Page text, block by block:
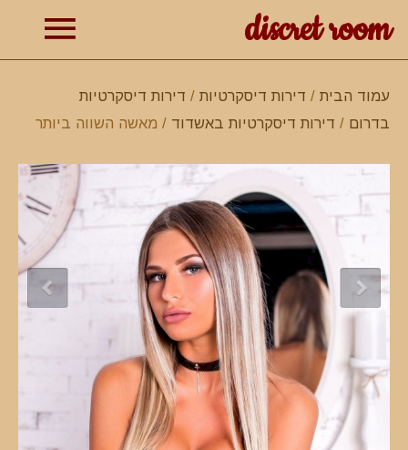
discret room
עמוד הבית / דירות דיסקרטיות / דירות דיסקרטיות
בדרום / דירות דיסקרטיות באשדוד / מאשה השווה ביותר